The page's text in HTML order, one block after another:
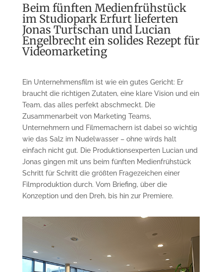
Beim fünften Medienfrühstück
im Studiopark Erfurt lieferten
Jonas Turtschan und Lucian
Engelbrecht ein solides Rezept für
Videomarketing
Ein Unternehmensfilm ist wie ein gutes Gericht: Er
braucht die richtigen Zutaten, eine klare Vision und ein
Team, das alles perfekt abschmeckt. Die
Zusammenarbeit von Marketing Teams,
Unternehmern und Filmemachern ist dabei so wichtig
wie das Salz im Nudelwasser – ohne wirds halt
einfach nicht gut. Die Produktionsexperten Lucian und
Jonas gingen mit uns beim fünften Medienfrühstück
Schritt für Schritt die größten Fragezeichen einer
Filmproduktion durch. Vom Briefing, über die
Konzeption und den Dreh, bis hin zur Premiere.